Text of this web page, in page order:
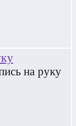
на руку